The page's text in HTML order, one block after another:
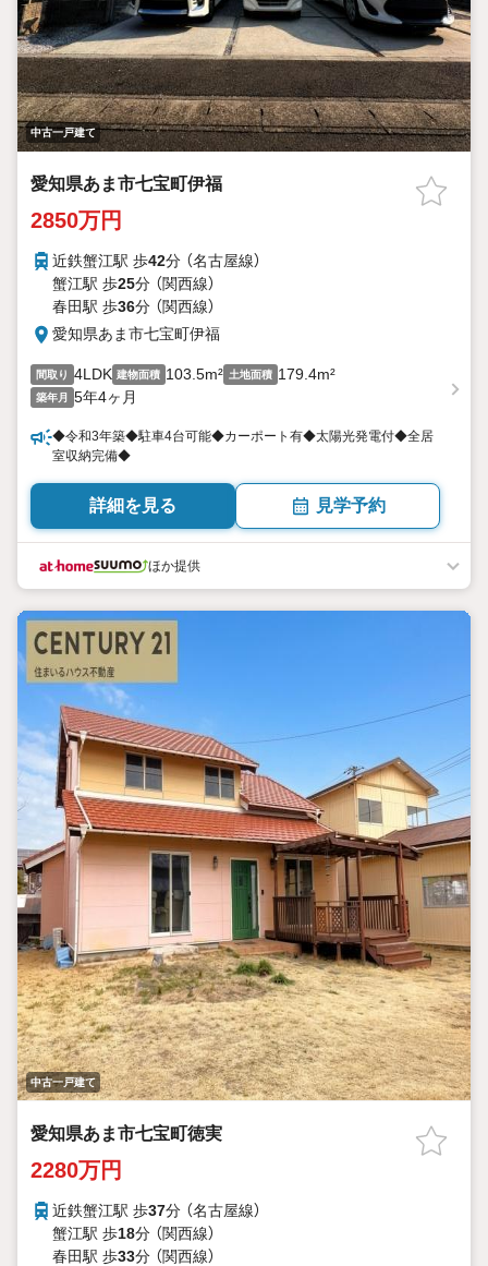
中古一戸建て
愛知県あま市七宝町伊福
2850万円
近鉄蟹江駅 歩42分 （名古屋線）
蟹江駅 歩25分 （関西線）
春田駅 歩36分 （関西線）
愛知県あま市七宝町伊福
間取り 4LDK 建物面積 103.5m² 土地面積 179.4m²
築年月 5年4ヶ月
◆令和3年築◆駐車4台可能◆カーポート有◆太陽光発電付◆全居
室収納完備◆
詳細を見る 見学予約
ほか提供
中古一戸建て
愛知県あま市七宝町徳実
2280万円
近鉄蟹江駅 歩37分 （名古屋線）
蟹江駅 歩18分 （関西線）
春田駅 歩33分 （関西線）